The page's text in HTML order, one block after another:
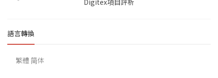
語言轉換
繁體 简体